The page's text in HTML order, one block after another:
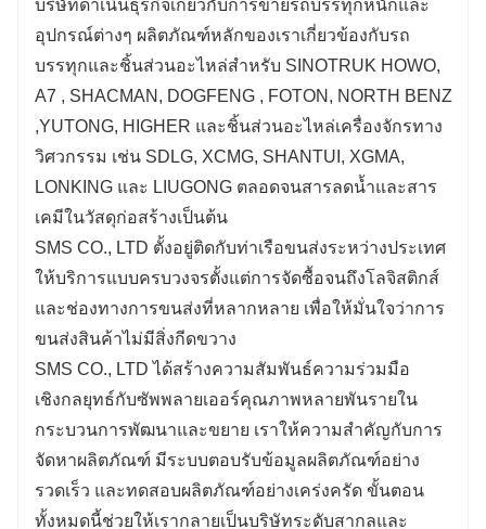
บริษัทดำเนินธุรกิจเกี่ยวกับการขายรถบรรทุกหนักและ
อุปกรณ์ต่างๆ ผลิตภัณฑ์หลักของเราเกี่ยวข้องกับรถ
บรรทุกและชิ้นส่วนอะไหล่สำหรับ SINOTRUK HOWO,
A7 , SHACMAN, DOGFENG , FOTON, NORTH BENZ
,YUTONG, HIGHER และชิ้นส่วนอะไหล่เครื่องจักรทาง
วิศวกรรม เช่น SDLG, XCMG, SHANTUI, XGMA,
LONKING และ LIUGONG ตลอดจนสารลดน้ำและสาร
เคมีในวัสดุก่อสร้างเป็นต้น
SMS CO., LTD ตั้งอยู่ติดกับท่าเรือขนส่งระหว่างประเทศ
ให้บริการแบบครบวงจรตั้งแต่การจัดซื้อจนถึงโลจิสติกส์
และช่องทางการขนส่งที่หลากหลาย เพื่อให้มั่นใจว่าการ
ขนส่งสินค้าไม่มีสิ่งกีดขวาง
SMS CO., LTD ได้สร้างความสัมพันธ์ความร่วมมือ
เชิงกลยุทธ์กับซัพพลายเออร์คุณภาพหลายพันรายใน
กระบวนการพัฒนาและขยาย เราให้ความสำคัญกับการ
จัดหาผลิตภัณฑ์ มีระบบตอบรับข้อมูลผลิตภัณฑ์อย่าง
รวดเร็ว และทดสอบผลิตภัณฑ์อย่างเคร่งครัด ขั้นตอน
ทั้งหมดนี้ช่วยให้เรากลายเป็นบริษัทระดับสากลและ